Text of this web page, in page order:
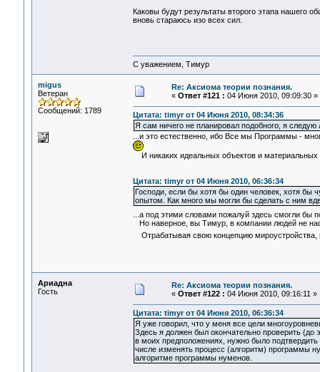
Каковы будут результаты второго этапа нашего
вновь стараюсь изо всех сил.
С уважением, Тимур
migus
Ветеран
Сообщений: 1789
Re: Аксиома теории познания.
« Ответ #121 : 04 Июня 2010, 09:09:30 »
Цитата: timyr от 04 Июня 2010, 08:34:36
Я сам ничего не планировал подобного, я
...и это естественно, ибо Все мы Программы -
И никаких идеальных объектов и материальных
Цитата: timyr от 04 Июня 2010, 06:36:34
Господи, если бы хотя бы один человек, хотя
опытом. Как много мы могли бы сделать с ним
...а под этими словами пожалуй здесь смогли бы
Но наверное, вы Тимур, в компании людей не
Отрабатывая свою концепцию мироустройства,
Ариадна
Гость
Re: Аксиома теории познания.
« Ответ #122 : 04 Июня 2010, 09:16:11 »
Цитата: timyr от 04 Июня 2010, 06:36:34
Я уже говорил, что у меня все цели
Здесь я должен был окончательно проверить (до
в моих предположениях, нужно было
числе изменять процесс (алгоритм) программы
алгоритме программы нуменов.